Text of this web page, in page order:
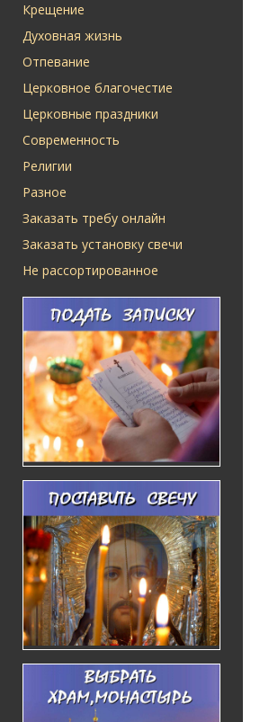
Крещение
Духовная жизнь
Отпевание
Церковное благочестие
Церковные праздники
Современность
Религии
Разное
Заказать требу онлайн
Заказать установку свечи
Не рассортированное